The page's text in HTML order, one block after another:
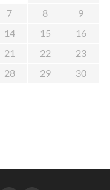
7 8
9
14 15
16
21 22
23
28 29
30